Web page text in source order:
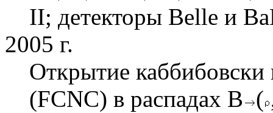
II; детекторы Belle и
2005 г.
Открытие каббибовски
(FCNC) в распадах B (